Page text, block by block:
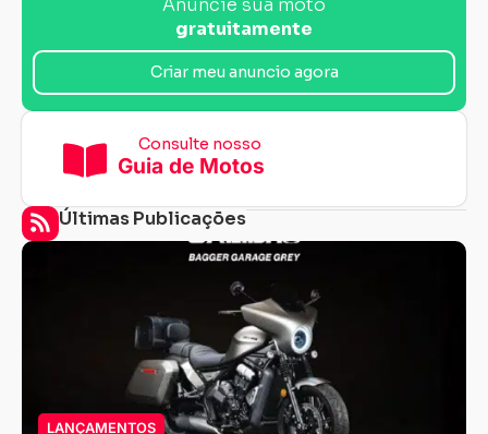
Anuncie sua moto
gratuitamente
Criar meu anuncio agora
Consulte nosso
Guia de Motos
Últimas Publicações
LANÇAMENTOS